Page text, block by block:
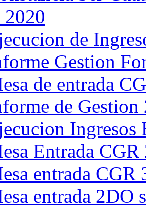
de
Gestion
de entrada
de Gestion
Ingresos
Entrada
entrada CGR
entrada 2DO